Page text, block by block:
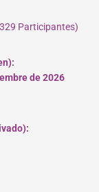
Participantes)
de 2026